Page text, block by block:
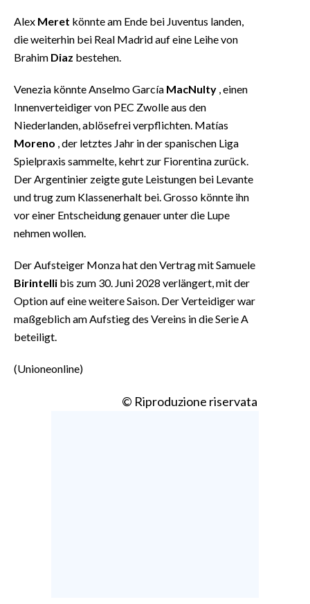
Alex Meret könnte am Ende bei Juventus landen,
die weiterhin bei Real Madrid auf eine Leihe von
Brahim Diaz bestehen.
Venezia könnte Anselmo García MacNulty , einen
Innenverteidiger von PEC Zwolle aus den
Niederlanden, ablösefrei verpflichten. Matías
Moreno , der letztes Jahr in der spanischen Liga
Spielpraxis sammelte, kehrt zur Fiorentina zurück.
Der Argentinier zeigte gute Leistungen bei Levante
und trug zum Klassenerhalt bei. Grosso könnte ihn
vor einer Entscheidung genauer unter die Lupe
nehmen wollen.
Der Aufsteiger Monza hat den Vertrag mit Samuele
Birintelli bis zum 30. Juni 2028 verlängert, mit der
Option auf eine weitere Saison. Der Verteidiger war
maßgeblich am Aufstieg des Vereins in die Serie A
beteiligt.
(Unioneonline)
© Riproduzione riservata